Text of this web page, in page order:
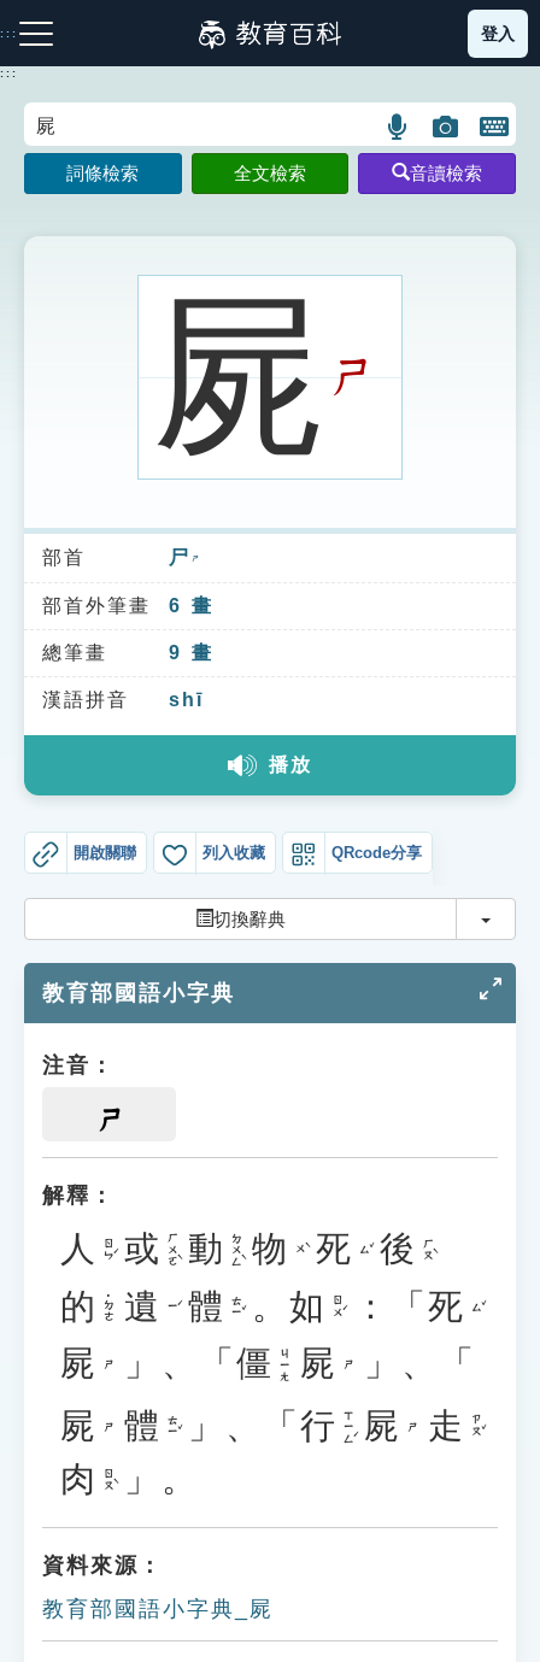
到
主
:::
注音索引圖示 筆畫索引圖示 部首索引表圖示
索引選單
知識索引
單字索引
生命大百科索引
教學應用
貓頭鷹博士
登入
:::
語
言
搜
示
圖
片
搜
開
鍵
圖
詞條檢索 全文檢索 音讀檢索
屍ㄕ
部首 尸 ㄕ
部首外筆畫 6 畫
總筆畫 9 畫
漢語拼音 shī
播放
開啟關聯 列入收藏 QRcode分享
切換辭典 切換
教育部國語小字典
注音：
ㄕ
解釋：
人 ㄖㄣˊ 或 ㄏㄨㄛˋ 動 ㄉㄨㄥˋ 物 ㄨˋ 死 ㄙˇ 後 ㄏㄡˋ
的 ˙ㄉㄜ 遺 ㄧˊ 體 ㄊㄧˇ 。 如 ㄖㄨˊ ：「 死 ㄙˇ
屍 ㄕ 」、「 僵 ㄐㄧㄤ 屍 ㄕ
」、「
屍
ㄕ 體 ㄊㄧˇ 」、「 行 ㄒㄧㄥˊ 屍 ㄕ 走 ㄗㄡˇ
肉 ㄖㄡˋ 」。
資料來源：
教育部國語小字典_屍